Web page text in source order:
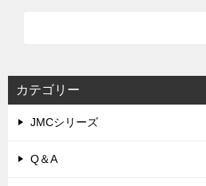
カテゴリー
JMCシリーズ
Q＆A